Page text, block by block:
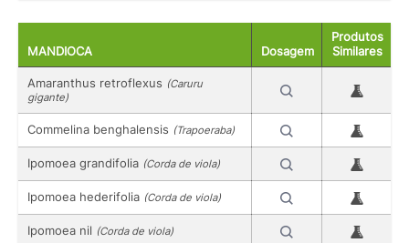
MANDIOCA Dosagem
Produtos
Similares
Amaranthus retroflexus (Caruru
gigante)
Commelina benghalensis (Trapoeraba)
Ipomoea grandifolia (Corda de viola)
Ipomoea hederifolia (Corda de viola)
Ipomoea nil (Corda de viola)